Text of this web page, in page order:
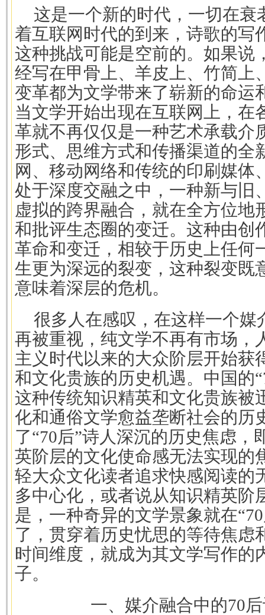
这是一个新的时代，一切在衰
着互联网时代的到来，诗歌的写
这种挑战可能是空前的。如果说
经写在甲骨上、羊皮上、竹简上
变革都为文学带来了崭新的命运
当文学开始出现在互联网上，在
革就不再仅仅是一种艺术承载介
形式、思维方式和传播渠道的全
网、移动网络和传统的印刷媒体
处于深度交融之中，一种新与旧
虚拟的跨界融合，就在全方位地
和批评生态圈的变迁。这种由创
革命和变迁，相较于历史上任何
生更为深远的裂变，这种裂变既
意味着深层的危机。
很多人在感叹，在这样一个媒
再被重视，纯文学不再有市场，
主义时代以来的大众阶层开始获
和文化贵族的历史机遇。中国的
这种传统知识精英和文化贵族被
化和通俗文学愈益垄断社会的历
了“70后”诗人深沉的历史焦虑，
英阶层的文化使命感无法实现的
轻大众文化读者追求快感阅读的
多中心化，或者说从知识精英阶
是，一种奇异的文学景象就在
了，贯穿着历史忧思的等待焦虑
时间维度，就成为其文学写作的
子。
一、媒介融合中的70